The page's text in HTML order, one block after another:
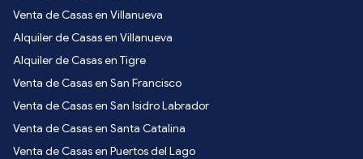
Venta de Casas en Villanueva
Alquiler de Casas en Villanueva
Alquiler de Casas en Tigre
Venta de Casas en San Francisco
Venta de Casas en San Isidro Labrador
Venta de Casas en Santa Catalina
Venta de Casas en Puertos del Lago